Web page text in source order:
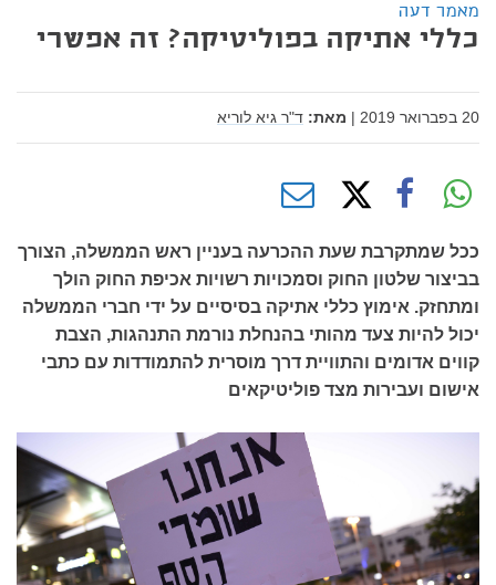
מאמר דעה
כללי אתיקה בפוליטיקה? זה אפשרי
20 בפברואר 2019 | מאת: ד"ר גיא לוריא
ככל שמתקרבת שעת ההכרעה בעניין ראש הממשלה, הצורך
בביצור שלטון החוק וסמכויות רשויות אכיפת החוק הולך
ומתחזק. אימוץ כללי אתיקה בסיסיים על ידי חברי הממשלה
יכול להיות צעד מהותי בהנחלת נורמת התנהגות, הצבת
קווים אדומים והתוויית דרך מוסרית להתמודדות עם כתבי
אישום ועבירות מצד פוליטיקאים